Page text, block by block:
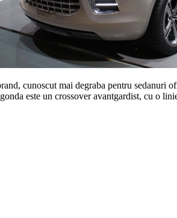
cunoscut mai degraba pentru
este un crossover avantgardist, cu o